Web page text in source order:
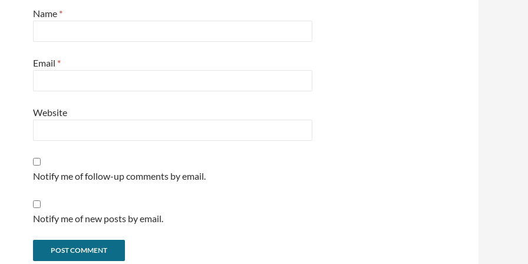
Name *
Email *
Website
Notify me of follow-up comments by email.
Notify me of new posts by email.